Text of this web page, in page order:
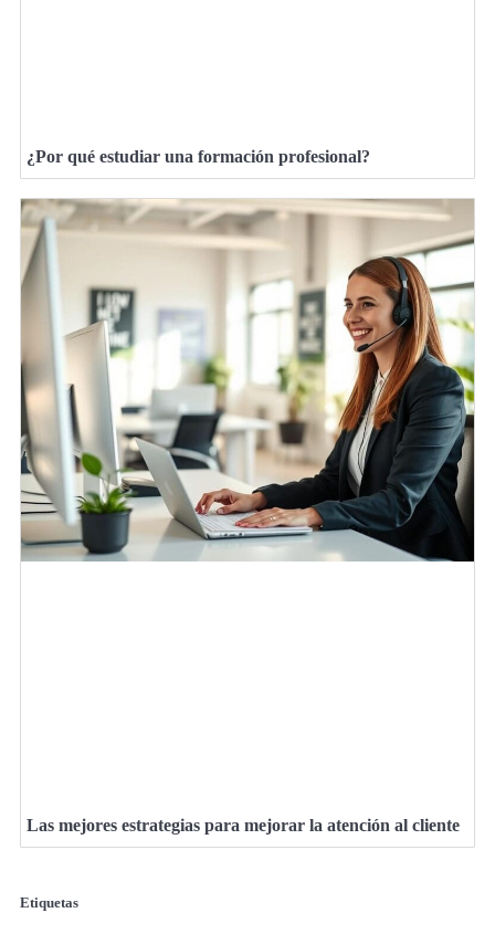
¿Por qué estudiar una formación profesional?
Las mejores estrategias para mejorar la atención al cliente
Etiquetas